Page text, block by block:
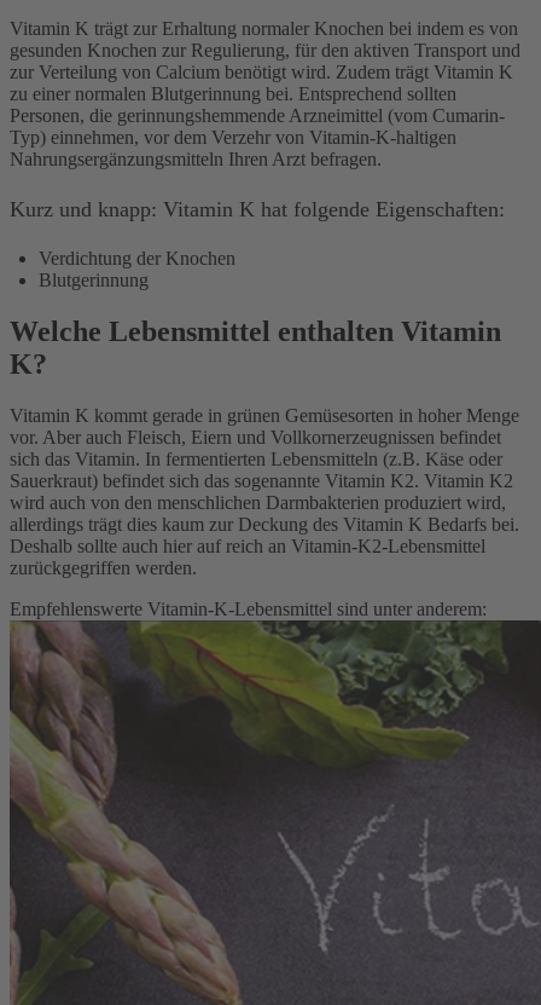
Vitamin K trägt zur Erhaltung normaler Knochen bei indem es von
gesunden Knochen zur Regulierung, für den aktiven Transport und
zur Verteilung von Calcium benötigt wird. Zudem trägt Vitamin K
zu einer normalen Blutgerinnung bei. Entsprechend sollten
Personen, die gerinnungshemmende Arzneimittel (vom Cumarin-
Typ) einnehmen, vor dem Verzehr von Vitamin-K-haltigen
Nahrungsergänzungsmitteln Ihren Arzt befragen.
Kurz und knapp: Vitamin K hat folgende Eigenschaften:
Verdichtung der Knochen
Blutgerinnung
Welche Lebensmittel enthalten Vitamin
K?
Vitamin K kommt gerade in grünen Gemüsesorten in hoher Menge
vor. Aber auch Fleisch, Eiern und Vollkornerzeugnissen befindet
sich das Vitamin. In fermentierten Lebensmitteln (z.B. Käse oder
Sauerkraut) befindet sich das sogenannte Vitamin K2. Vitamin K2
wird auch von den menschlichen Darmbakterien produziert wird,
allerdings trägt dies kaum zur Deckung des Vitamin K Bedarfs bei.
Deshalb sollte auch hier auf reich an Vitamin-K2-Lebensmittel
zurückgegriffen werden.
Empfehlenswerte Vitamin-K-Lebensmittel sind unter anderem: